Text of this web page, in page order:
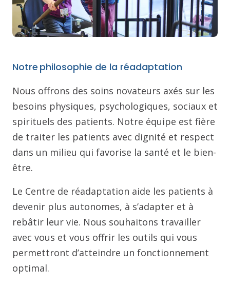
Notre philosophie de la réadaptation
Nous offrons des soins novateurs axés sur les
besoins physiques, psychologiques, sociaux et
spirituels des patients. Notre équipe est fière
de traiter les patients avec dignité et respect
dans un milieu qui favorise la santé et le bien-
être.
Le Centre de réadaptation aide les patients à
devenir plus autonomes, à s’adapter et à
rebâtir leur vie. Nous souhaitons travailler
avec vous et vous offrir les outils qui vous
permettront d’atteindre un fonctionnement
optimal.